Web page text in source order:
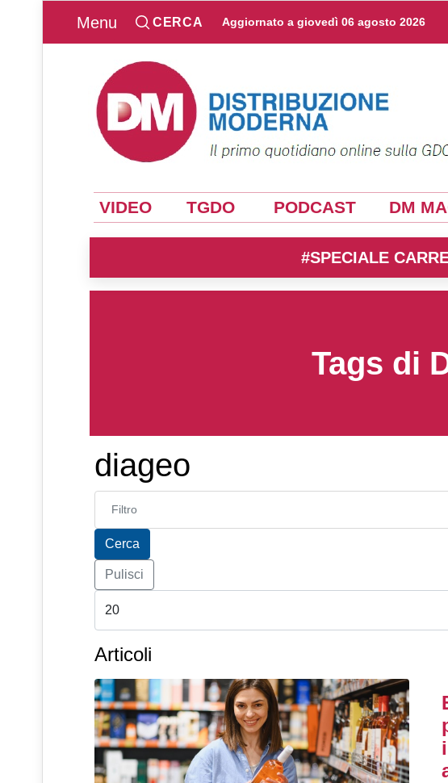
Menu CERCA Aggiornato a giovedì 06 agosto 2026
VIDEO TGDO PODCAST DM
#SPECIALE
Tags di
diageo
Inserisci parte del titolo
Cerca
Pulisci
Articoli